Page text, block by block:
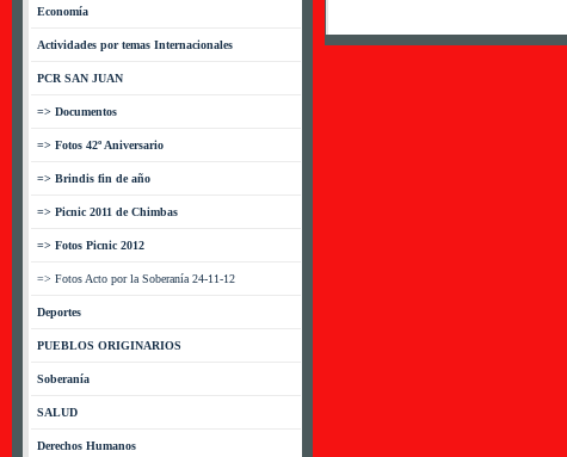
Economía
Actividades por temas Internacionales
PCR SAN JUAN
=> Documentos
=> Fotos 42º Aniversario
=> Brindis fin de año
=> Picnic 2011 de Chimbas
=> Fotos Picnic 2012
=> Fotos Acto por la Soberanía 24-11-12
Deportes
PUEBLOS ORIGINARIOS
Soberanía
SALUD
Derechos Humanos